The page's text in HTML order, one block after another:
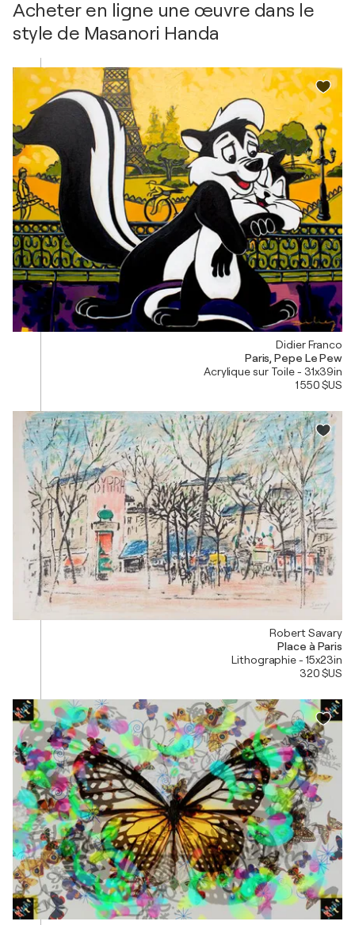
Acheter en ligne une œuvre dans le
style de Masanori Handa
Didier Franco
Paris, Pepe Le Pew
Acrylique sur Toile - 31x39in
1 550 $US
Robert Savary
Place à Paris
Lithographie - 15x23in
320 $US